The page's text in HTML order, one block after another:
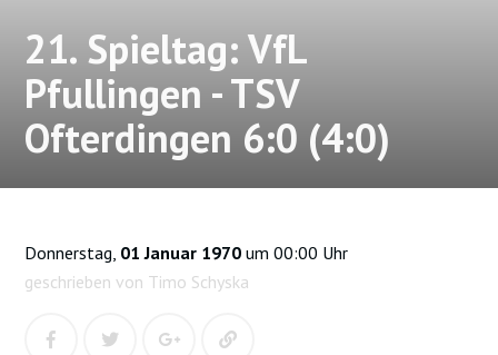
21. Spieltag: VfL
Pfullingen - TSV
Ofterdingen 6:0 (4:0)
Donnerstag, 01 Januar 1970 um 00:00 Uhr
geschrieben von Timo Schyska